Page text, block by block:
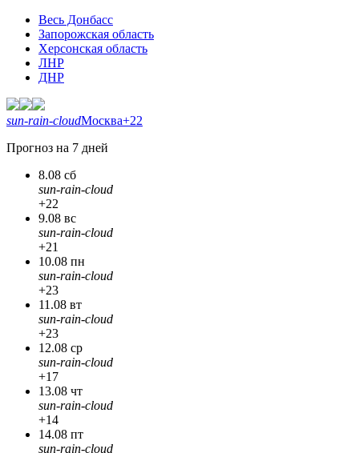
Весь Донбасс
Запорожская область
Херсонская область
ЛНР
ДНР
sun-rain-cloudМосква+22
Прогноз на 7 дней
8.08 сб
sun-rain-cloud
+22
9.08 вс
sun-rain-cloud
+21
10.08 пн
sun-rain-cloud
+23
11.08 вт
sun-rain-cloud
+23
12.08 ср
sun-rain-cloud
+17
13.08 чт
sun-rain-cloud
+14
14.08 пт
sun-rain-cloud